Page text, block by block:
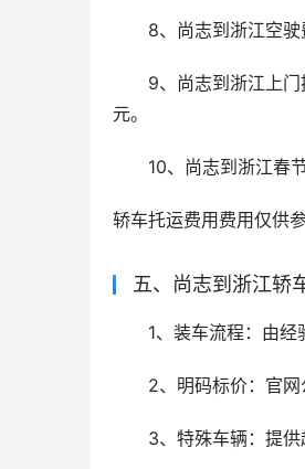
8、尚志到浙江空驶
9、尚志到浙江上
元。
10、尚志到浙江春
轿车托运费用费用仅供
五、尚志到浙江轿
1、装车流程：由经
2、明码标价：官
3、特殊车辆：提供